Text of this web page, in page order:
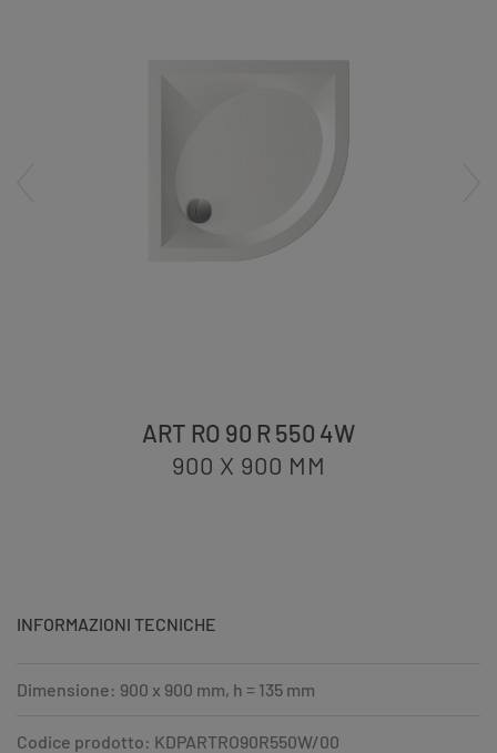
ART RO 90 R 550 4W
900 X 900 MM
INFORMAZIONI TECNICHE
Dimensione: 900 x 900 mm, h = 135 mm
Codice prodotto: KDPARTRO90R550W/00